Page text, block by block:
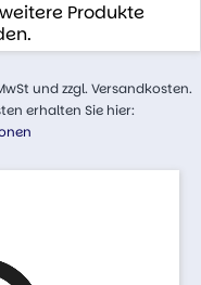
Produkte
und zzgl. Versandkosten.
erhalten Sie hier: